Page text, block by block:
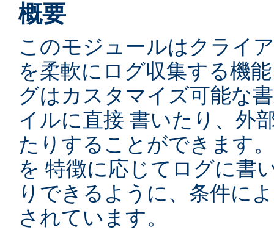
概要
このモジュールはクライ
を柔軟にログ収集する機
グはカスタマイズ可能な
イルに直接 書いたり、外
たりすることができます
を 特徴に応じてログに書
りできるように、条件に
されています。